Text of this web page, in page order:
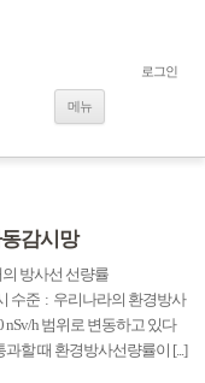
메뉴
로그인
감시망
의 방사선 선량률
시 수준 : 우리나라의 환경방사
nSv/h 범위로 변동하고 있다
할 때 환경방사선량률이 [...]